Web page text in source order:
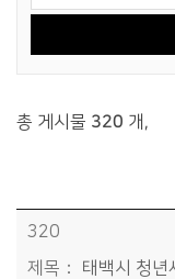
총 게시물 320 개 ,
시정소식>알림마당>입법예고 목록 - 번호, 제목, 작성자, 작성일, 조회수, 게시일정보 제공
320
태백시 청년